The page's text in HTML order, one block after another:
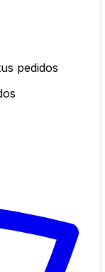
pedidos